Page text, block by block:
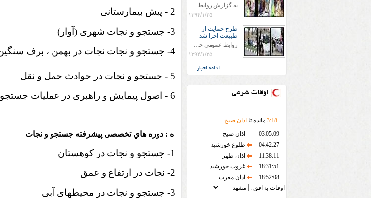
به گزارش روابط عمومي جمعيت هلال احمر شهرستان سرخس علاوه بر اجرای خدمات امدادی، راهنمایی های گردشگری و موقعیت های جغرافیایی و برپایی چادرهای سلامت به منظور سنجش رایگان فشار و قندخون مسافران، ، خيمه هايي.با عنوان دوستدار کودک تجهیزشده که دراین فضا کودکان مراجعه کننده از طریق نقاشی و سایر هنرهای تجسمی با مفاهیم جمعیت هلال احمر و اصول هفتگانه آن آشنا می شوند. به دليل حضور چشم گير كودكان و خانواده ها سعی شده در قالب های متناسب با سنین کودکان مراجعه کنند
۱۳۹۴/۱/۲۵
طرح حمايت از
طبيعت اجرا شد
روابط عمومي جمعيت هلال احمر سرخس جمعيت هلال احمر سرخس در روز طبيعت جوانان جمعيت هلال احمر سرخس در راستاي حفاظت و حمايت از محيط زيست با انگيزه داشتن طبيعت زيبا و بدون زباله و جهت فرهنگ سازي طرح حمايت از طبيعت را اجرا نمودند. اين طرح با رويكرد حمايتي و اموزشي در خصوص اشتي باطبيعت اجرا شد و در اين طرح 700 عدد كيسه زباله وبروشور در خروجي هاي شهر بين همشهريان و مسافرين نوروزي توزيع گرديد و در راه بازگشت كيسه هاي زباله توسط همشهريان به مامورين محترم شهرداري مستقر در ورودي شهر
۱۳۹۴/۱/۲۵
ادامه اخبار ...
اوقات شرعی
3:18 مانده تا اذان صبح
03:05:09
اذان صبح
04:42:27
طلوع خورشید
11:38:11
اذان ظهر
18:31:51
غروب خورشید
18:52:08
اذان مغرب
اوقات به افق :
2 - پیش بیمارستانی 45 ساعت
3-
جستجو و نجات
4- جستجو و نجات نجات در بهمن ، برف سنگین و کولاک 34ساعت
5 - جستجو و نجات در حوادث حمل و نقل 54 ساعت
6 - اصول پیمایش و راهبری در عملیات جستجو و نجات 36 ساعت
ه : دوره هاي تخصصی پیشرفته جستجو و نجات
1-
جستجو و نجات در
2-
نجات در ارتفاع
3- جستجو و نجات در محیطهای آبی 60 ساعت